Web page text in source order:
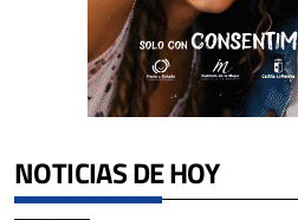
NOTICIAS DE HOY